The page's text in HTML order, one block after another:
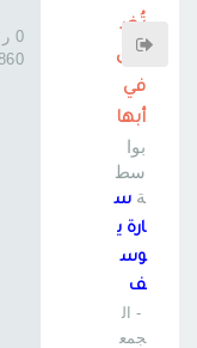
تُض
اهى
في
أبها
بوا
سط
ة س
ارة ي
وس
ف
- ال
جمع
0 ردود
5860